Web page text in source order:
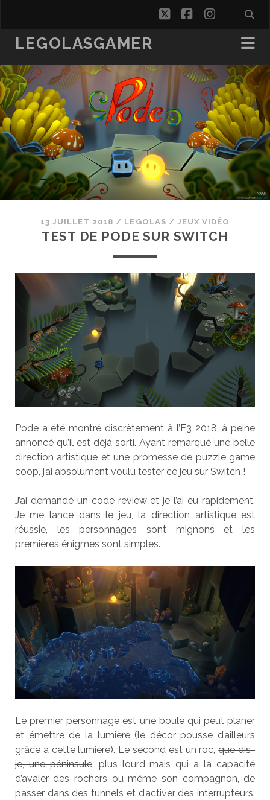
twitterfacebook
LEGOLASGAMER
13 JUILLET 2018 / LEGOLAS / JEUX VIDÉO
TEST DE PODE SUR SWITCH
Pode a été montré discrètement à l’E3 2018, à peine
annoncé qu’il est déjà sorti. Ayant remarqué une belle
direction artistique et une promesse de puzzle game
coop, j’ai absolument voulu tester ce jeu sur Switch !
J’ai demandé un code review et je l’ai eu rapidement.
Je me lance dans le jeu, la direction artistique est
réussie, les personnages sont mignons et les
premières énigmes sont simples.
Le premier personnage est une boule qui peut planer
et émettre de la lumière (le décor pousse d’ailleurs
grâce à cette lumière). Le second est un roc,que dis-
je, une péninsule, plus lourd mais qui a la capacité
d’avaler des rochers ou même son compagnon, de
passer dans des tunnels et d’activer des interrupteurs.